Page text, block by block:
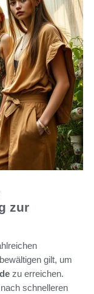
zur
gilt, um
zu erreichen.
schnelleren